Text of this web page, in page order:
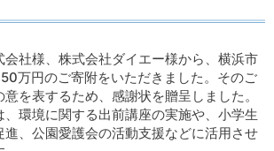
会社様、株式会社ダイエー様から、横浜市
万円のご寄附をいただきました。そのご
を表するため、感謝状を贈呈しました。
、環境に関する出前講座の実施や、小学生
進、公園愛護会の活動支援などに活用させ